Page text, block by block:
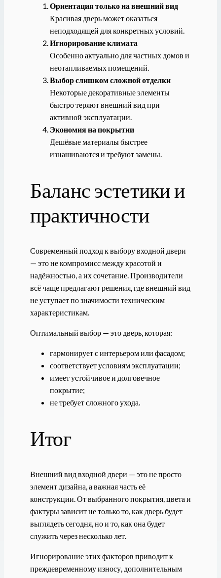
Ориентация только на внешний вид
Красивая дверь может оказаться
неподходящей для конкретных условий.
Игнорирование климата
Особенно актуально для частных домов и
неотапливаемых помещений.
Выбор слишком сложной отделки
Некоторые декоративные элементы
быстро теряют внешний вид при
активной эксплуатации.
Экономия на покрытии
Дешёвые материалы быстрее
изнашиваются и требуют замены.
Баланс эстетики и
практичности
Современный подход к выбору входной двери
— это не компромисс между красотой и
надёжностью, а их сочетание. Производители
всё чаще предлагают решения, где внешний вид
не уступает по значимости техническим
характеристикам.
Оптимальный выбор — это дверь, которая:
гармонирует с интерьером или фасадом;
соответствует условиям эксплуатации;
имеет устойчивое и долговечное
покрытие;
не требует сложного ухода.
Итог
Внешний вид входной двери — это не просто
элемент дизайна, а важная часть её
конструкции. От выбранного покрытия, цвета и
фактуры зависит не только то, как дверь будет
выглядеть сегодня, но и то, как она будет
служить через несколько лет.
Игнорирование этих факторов приводит к
преждевременному износу, дополнительным